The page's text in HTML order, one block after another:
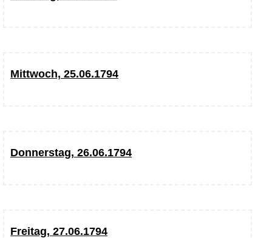
Mittwoch, 25.06.1794
Donnerstag, 26.06.1794
Freitag, 27.06.1794